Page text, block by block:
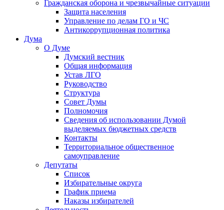
Гражданская оборона и чрезвычайные ситуации
Защита населения
Управление по делам ГО и ЧС
Антикоррупционная политика
Дума
О Думе
Думский вестник
Общая информация
Устав ЛГО
Руководство
Структура
Совет Думы
Полномочия
Сведения об использовании Думой
выделяемых бюджетных средств
Контакты
Территориальное общественное
самоуправление
Депутаты
Список
Избирательные округа
График приема
Наказы избирателей